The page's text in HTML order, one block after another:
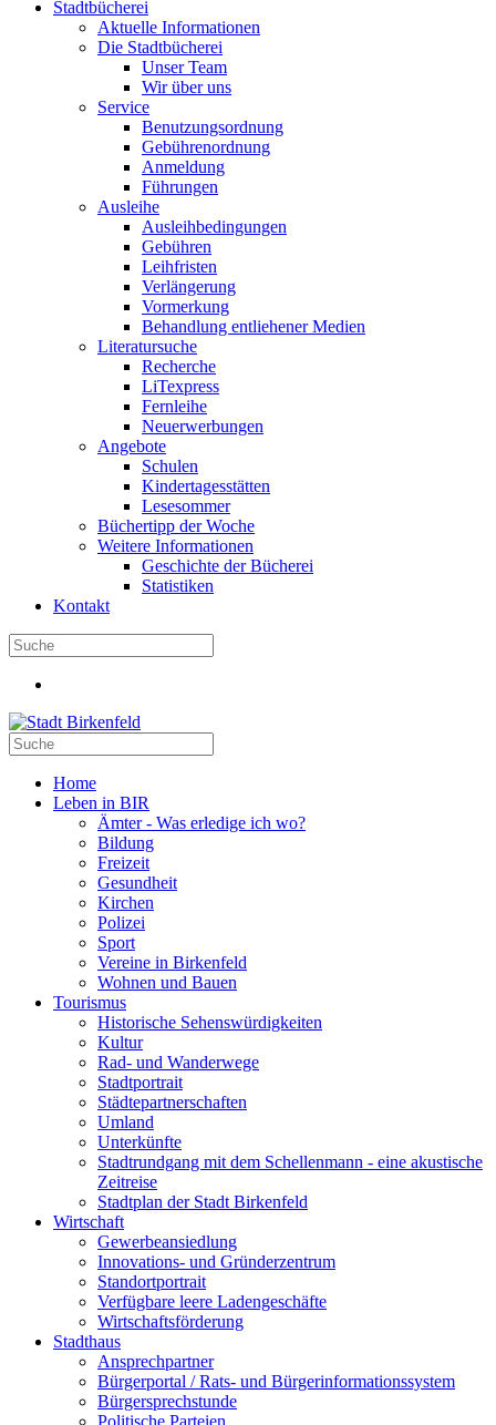
Stadtbücherei
Aktuelle Informationen
Die Stadtbücherei
Unser Team
Wir über uns
Service
Benutzungsordnung
Gebührenordnung
Anmeldung
Führungen
Ausleihe
Ausleihbedingungen
Gebühren
Leihfristen
Verlängerung
Vormerkung
Behandlung entliehener Medien
Literatursuche
Recherche
LiTexpress
Fernleihe
Neuerwerbungen
Angebote
Schulen
Kindertagesstätten
Lesesommer
Büchertipp der Woche
Weitere Informationen
Geschichte der Bücherei
Statistiken
Kontakt
Home
Leben in BIR
Ämter - Was erledige ich wo?
Bildung
Freizeit
Gesundheit
Kirchen
Polizei
Sport
Vereine in Birkenfeld
Wohnen und Bauen
Tourismus
Historische Sehenswürdigkeiten
Kultur
Rad- und Wanderwege
Stadtportrait
Städtepartnerschaften
Umland
Unterkünfte
Stadtrundgang mit dem Schellenmann - eine akustische
Zeitreise
Stadtplan der Stadt Birkenfeld
Wirtschaft
Gewerbeansiedlung
Innovations- und Gründerzentrum
Standortportrait
Verfügbare leere Ladengeschäfte
Wirtschaftsförderung
Stadthaus
Ansprechpartner
Bürgerportal / Rats- und Bürgerinformationssystem
Bürgersprechstunde
Politische Parteien